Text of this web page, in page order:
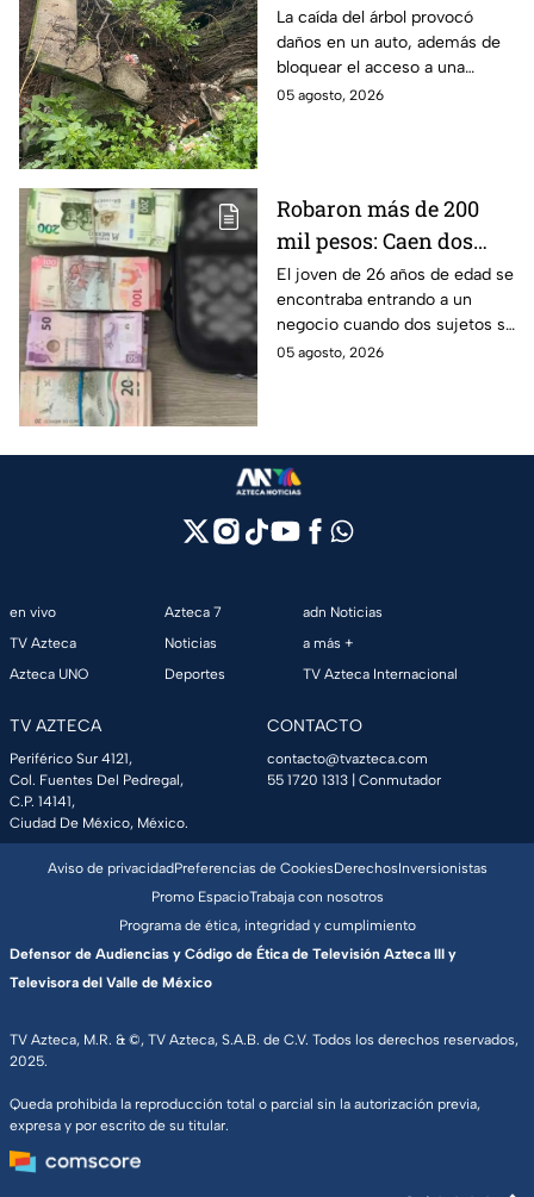
Cae gigantesco árbol en
calles de la GAM y deja
graves daños
La caída del árbol provocó
daños en un auto, además de
bloquear el acceso a una
unidad habitacional en la
05 agosto, 2026
Robaron más de 200
mil pesos: Caen dos
hombres tras asaltar a
un joven en calles de
Iztacalco
El joven de 26 años de edad se
encontraba entrando a un
negocio cuando dos sujetos se
acercaron y lo despojaron de
05 agosto, 2026
en vivo
TV Azteca
Azteca UNO
Azteca 7
Noticias
Deportes
adn Noticias
a más +
TV Azteca Internacional
TV AZTECA
Periférico Sur 4121,
Col. Fuentes Del Pedregal,
C.P. 14141,
Ciudad De México, México.
CONTACTO
contacto@tvazteca.com
55 1720 1313 | Conmutador
TV Azteca, M.R. & ©, TV Azteca, S.A.B. de C.V. Todos los derechos reservados,
2025.
Queda prohibida la reproducción total o parcial sin la autorización previa,
expresa y por escrito de su titular.
Aviso de privacidadPreferencias de CookiesDerechosInversionistas
Promo EspacioTrabaja con nosotros
Programa de ética, integridad y cumplimiento
Defensor de Audiencias y Código de Ética de Televisión Azteca III y
Televisora del Valle de México